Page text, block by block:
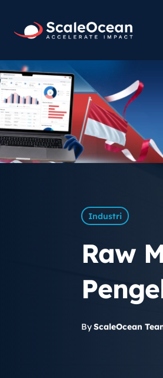
Industri
Raw
ByScaleOcean